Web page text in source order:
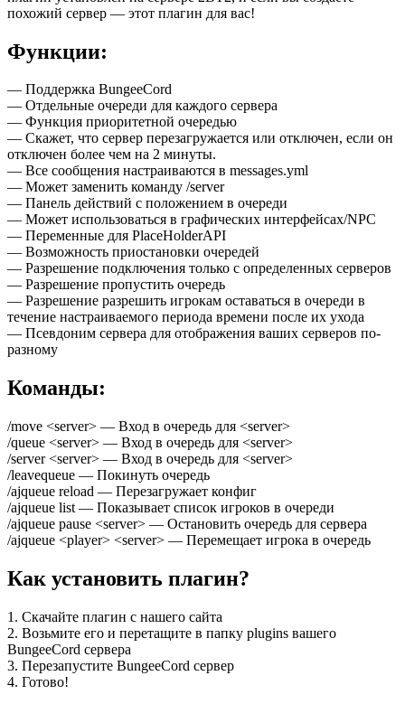
похожий сервер — этот плагин для вас!
Функции:
— Поддержка BungeeCord
— Отдельные очереди для каждого сервера
— Функция приоритетной очередью
— Скажет, что сервер перезагружается или отключен, если он
отключен более чем на 2 минуты.
— Все сообщения настраиваются в messages.yml
— Может заменить команду /server
— Панель действий с положением в очереди
— Может использоваться в графических интерфейсах/NPC
— Переменные для PlaceHolderAPI
— Возможность приостановки очередей
— Разрешение подключения только с определенных серверов
— Разрешение пропустить очередь
— Разрешение разрешить игрокам оставаться в очереди в
течение настраиваемого периода времени после их ухода
— Псевдоним сервера для отображения ваших серверов по-
разному
Команды:
/move <server> — Вход в очередь для <server>
/queue <server> — Вход в очередь для <server>
/server <server> — Вход в очередь для <server>
/leavequeue — Покинуть очередь
/ajqueue reload — Перезагружает конфиг
/ajqueue list — Показывает список игроков в очереди
/ajqueue pause <server> — Остановить очередь для сервера
/ajqueue <player> <server> — Перемещает игрока в очередь
Как установить плагин?
1. Скачайте плагин с нашего сайта
2. Возьмите его и перетащите в папку plugins вашего
BungeeCord сервера
3. Перезапустите BungeeCord сервер
4. Готово!